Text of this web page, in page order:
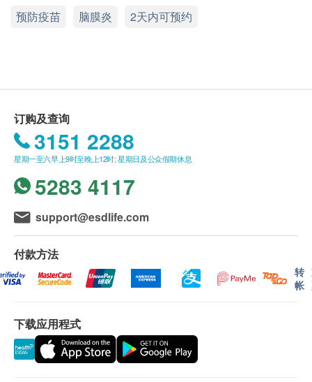
9个月
18个月
甲型肝炎疫苗 - 第2剂
5合1疫苗 - 第1剂
*此项交易必须经医生评估是否适合进行疫苗注射。若
付医生诊症费用HKD300，余下差额将会退回。如有
后决定权。
天，工作天不包括星期六、日及公众假期。
付款一经确认，不可更改或取消，不可转让及退
电客户预约时或客户亦可透过电话预约(Tel: 2155
1951 / 2155 2228)。
客户须于预约当天出示身份证及列印订购确认信确
疫苗注射服务计划有效期为6个月，客户必须于6个
月内(由确认付款日期起计) 接受有关服务，客户需
提前1个月预约相关服务，逾期作废。 (请注意：加
卫苗9合1 子宫颈癌HPV疫苗及流感疫苗2021/22之
有效期为1个月，客户必须于1个月内（由确认付款
日期起计）接种第一针，逾期作废。）
射， 并由注册医护人员负责注射程序。如医生认
为不适合注射疫苗，将需收取医生诊症费用
$300，余下差额将会退回。如有争议，健康网购
星期一至五：9:00a.m. - 1:00p.m.; 2:00p.m.- 6:00p.m.
预防疫苗
脑膜炎 2天内可预约
订购及查询
3151 2288
星期一至六早上9时至晚上12时; 星期日及公众假期休息
5283 4117
support@esdlife.com
付款方法
转
帐
下载应用程式